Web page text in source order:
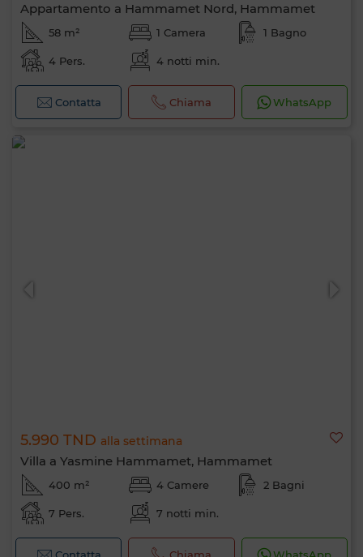
Appartamento a Hammamet Nord, Hammamet
58 m² 1 Camera 1 Bagno
4 Pers. 4 notti min.
Contatta Chiama WhatsApp
5.990 TND alla settimana
Villa a Yasmine Hammamet, Hammamet
400 m² 4 Camere 2 Bagni
7 Pers. 7 notti min.